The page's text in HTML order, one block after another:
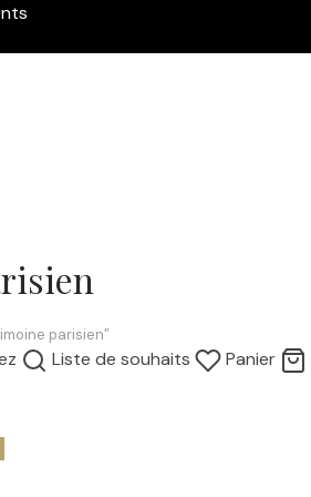
Liste de souhaits Panier
parisien”